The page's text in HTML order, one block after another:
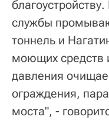
службы
тоннель и
моющих средств
давления
ограждения,
моста", -